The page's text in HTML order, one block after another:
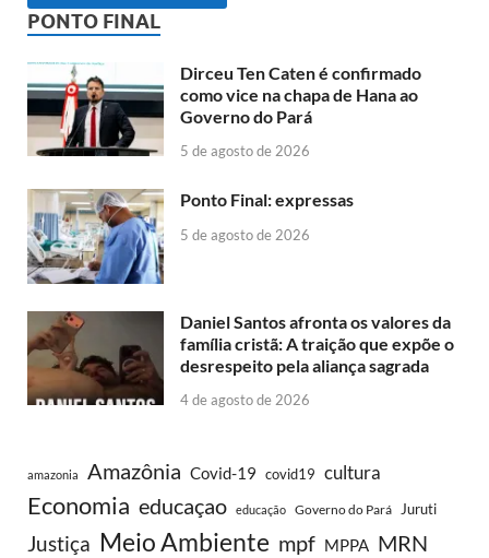
PONTO FINAL
Dirceu Ten Caten é confirmado
como vice na chapa de Hana ao
Governo do Pará
5 de agosto de 2026
Ponto Final: expressas
5 de agosto de 2026
Daniel Santos afronta os valores da
família cristã: A traição que expõe o
desrespeito pela aliança sagrada
4 de agosto de 2026
amazonia Amazônia Covid-19 covid19 cultura
Economia educaçao educação Governo do Pará Juruti
Justiça Meio Ambiente mpf MPPA MRN